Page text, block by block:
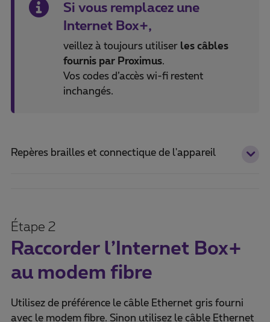
Si vous remplacez une
Internet Box+,
veillez à toujours utiliser les câbles
fournis par Proximus.
Vos codes d’accès wi-fi restent
inchangés.
Repères brailles et connectique de l'appareil
Étape 2
Raccorder l’Internet Box+
au modem fibre
Utilisez de préférence le câble Ethernet gris fourni
avec le modem fibre. Sinon utilisez le câble Ethernet